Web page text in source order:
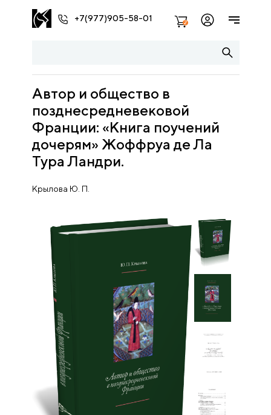
+7(977)905-58-01 2
Автор и общество в
позднесредневековой
Франции: «Книга поучений
дочерям» Жоффруа де Ла
Тура Ландри.
Крылова Ю. П.